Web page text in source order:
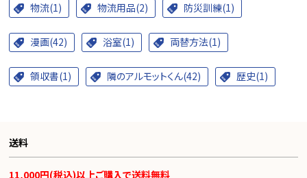
物流(1) 物流用品(2) 防災訓練(1)
漫画(42) 浴室(1) 両替方法(1)
領収書(1) 隣のアルモットくん(42) 歴史(1)
送料
11,000円(税込)以上ご購入で送料無料